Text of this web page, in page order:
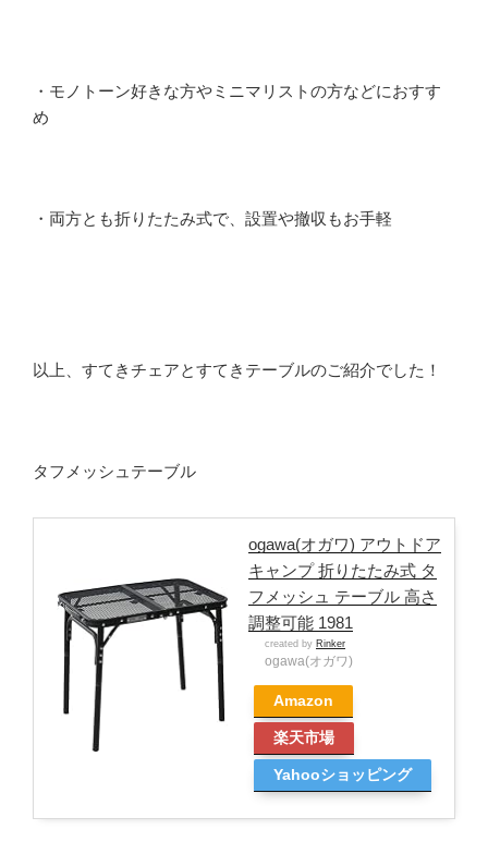
・モノトーン好きな方やミニマリストの方などにおすす
め
・両方とも折りたたみ式で、設置や撤収もお手軽
以上、すてきチェアとすてきテーブルのご紹介でした！
タフメッシュテーブル
ogawa(オガワ) アウトドア
キャンプ 折りたたみ式 タ
フメッシュ テーブル 高さ
調整可能 1981
created by Rinker
ogawa(オガワ)
Amazon
楽天市場
Yahooショッピング